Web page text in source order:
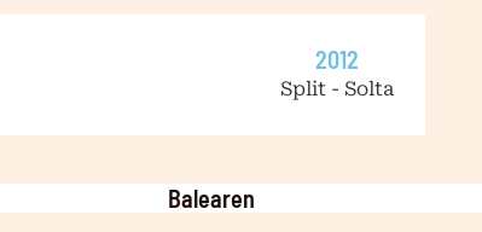
2012
Split - Solta
Balearen